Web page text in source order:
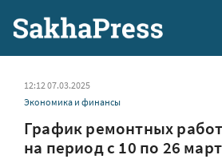
12:12 07.03.2025
Экономика и финансы
График ремонтных
на период с 10 по 26